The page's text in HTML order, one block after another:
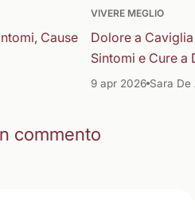
Cause
VIVERE MEGLIO
Dolore a
Sintomi e Cure a
9 apr 2026 Sara De
commento